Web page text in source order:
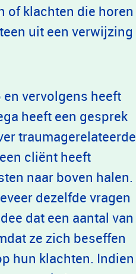
of klachten die horen
uit een verwijzing
vervolgens heeft
heeft een gesprek
traumagerelateerde
cliënt heeft
naar boven halen.
dezelfde vragen
dat een aantal van
ze zich beseffen
hun klachten. Indien